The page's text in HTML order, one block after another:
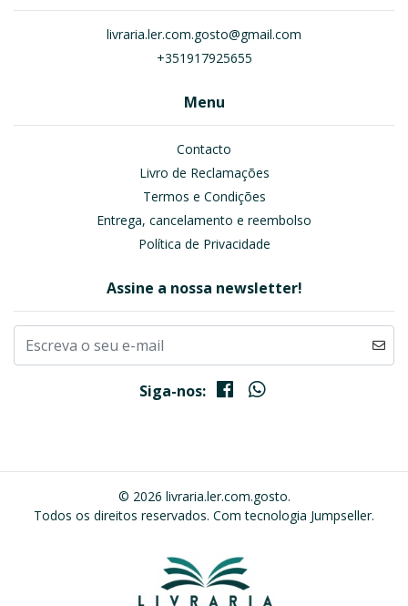
livraria.ler.com.gosto@gmail.com
+351917925655
Menu
Contacto
Livro de Reclamações
Termos e Condições
Entrega, cancelamento e reembolso
Política de Privacidade
Assine a nossa newsletter!
Siga-nos:
© 2026 livraria.ler.com.gosto.
Todos os direitos reservados. Com tecnologia Jumpseller.